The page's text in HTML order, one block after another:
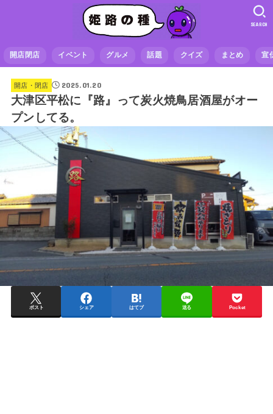
開店閉店 イベント グルメ 話題 クイズ まとめ 宣
SEARCH
開店・閉店 2025.01.20
大津区平松に『路』って炭火焼鳥居酒屋がオー
プンしてる。
ポスト シェア はてブ 送る Pocket